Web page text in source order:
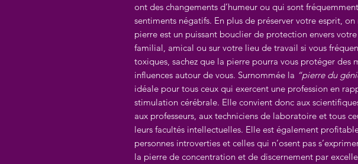
ont des changements d’humeur ou qui sont
sentiments négatifs. En plus de préserver votre esprit,
pierre est un puissant bouclier de protection envers
familial, amical ou sur votre lieu de travail si vous
toxiques, sachez que la pierre pourra vous protéger des
influences autour de vous. Surnommée la “pierre du
idéale pour tous ceux qui exercent une profession en
stimulation cérébrale. Elle convient donc aux
aux professeurs, aux techniciens de laboratoire et tous
leurs facultés intellectuelles. Elle est également
personnes introverties et celles qui n’osent pas
la pierre de concentration et de discernement par